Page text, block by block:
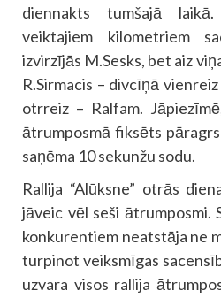
diennakts tumšajā
veiktajiem kilometriem
izvirzījās M.Sesks, bet aiz
R.Sirmacis – divcīņā
otrreiz – Ralfam.
ātrumposmā fiksēts
saņēma 10 sekunžu sodu.
Rallija “Alūksne” otrās
jāveic vēl seši ātrumposmi.
konkurentiem neatstāja ne
turpinot veiksmīgas
uzvara visos rallija